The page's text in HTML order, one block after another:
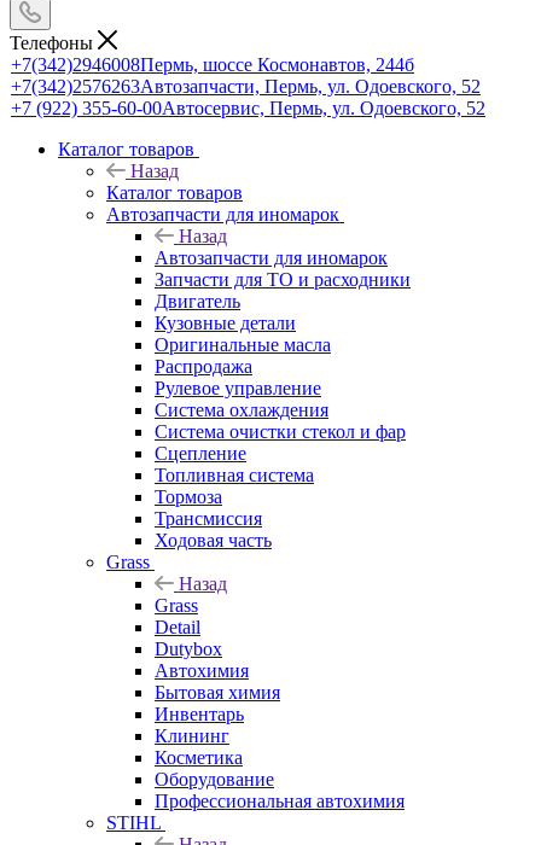
Телефоны
+7(342)2946008Пермь, шоссе Космонавтов, 244б
+7(342)2576263Автозапчасти, Пермь, ул. Одоевского, 52
+7 (922) 355-60-00Автосервис, Пермь, ул. Одоевского, 52
Каталог товаров
Назад
Каталог товаров
Автозапчасти для иномарок
Назад
Автозапчасти для иномарок
Запчасти для ТО и расходники
Двигатель
Кузовные детали
Оригинальные масла
Распродажа
Рулевое управление
Система охлаждения
Система очистки стекол и фар
Сцепление
Топливная система
Тормоза
Трансмиссия
Ходовая часть
Grass
Назад
Grass
Detail
Dutybox
Автохимия
Бытовая химия
Инвентарь
Клининг
Косметика
Оборудование
Профессиональная автохимия
STIHL